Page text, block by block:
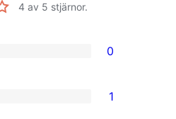
4 av 5 stjärnor.
0
1